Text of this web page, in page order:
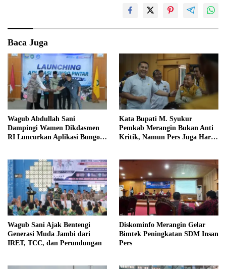
Baca Juga
Wagub Abdullah Sani
Dampingi Wamen Dikdasmen
RI Luncurkan Aplikasi Bungo
Kata Bupati M. Syukur
Pemkab Merangin Bukan Anti
Kritik, Namun Pers Juga Harus
Wagub Sani Ajak Bentengi
Generasi Muda Jambi dari
IRET, TCC, dan Perundungan
Diskominfo Merangin Gelar
Bimtek Peningkatan SDM Insan
Pers